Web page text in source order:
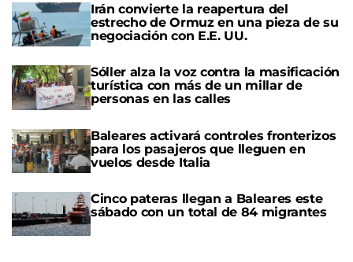
Irán convierte la reapertura del
estrecho de Ormuz en una pieza de su
negociación con E.E. UU.
Sóller alza la voz contra la masificación
turística con más de un millar de
personas en las calles
Baleares activará controles fronterizos
para los pasajeros que lleguen en
vuelos desde Italia
Cinco pateras llegan a Baleares este
sábado con un total de 84 migrantes